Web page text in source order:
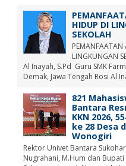
HIDUP DI
SEKOLAH
PEMANFAATAN
LINGKUNGAN
Al Inayah, S.Pd Guru SMK
Demak, Jawa Tengah Rosi Al
821
Bantara
KKN 2026,
ke 28 Desa
Wonogiri
Rektor Univet Bantara
Nugrahani, M.Hum dan